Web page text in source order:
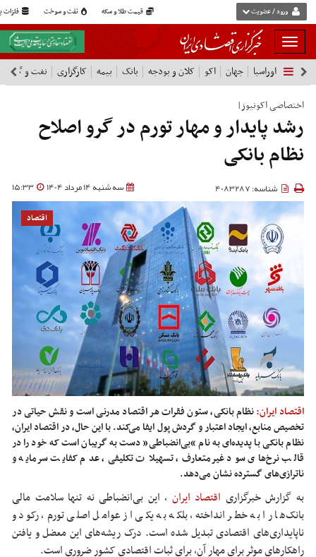
قیمت طلا و سکه نفت و سوخت فلزات ورود / عضویت
بار
و
بسته
نمودن
فهرست
اوراسیا جهان اکو کلان و بودجه بانک بیمه کارگزاری نفت و گاز
اختصاصی اکونیوز|
رشد پایدار و مهار تورم در گرو اصلاح
نظام بانکی
سه شنبه 14 مرداد 1404 15:33 شناسه: 4083287
اقتصاد
اقتصاد ایران:نظام بانکی، ستون فقرات هر اقتصاد مدرنی است و نقش حیاتی در
تخصیص منابع، ایجاد اعتبار و گردش پول ایفا می‌کند. با این حال، در اقتصاد ایران،
نظام بانکی با پدیده‌ای به نام “بی‌انضباطی” دست به گریبان است که خود را در
قالب نرخ‌های سود غیرمتعارف، تسهیلات تکلیفی، عدم کفایت سرمایه و
ناترازی‌های گسترده نشان می‌دهد.
به گزارش خبرگزاری اقتصاد ایران , این بی‌انضباطی نه تنها سلامت مالی
بانک‌ها را به خطر انداخته، بلکه به یکی از عوامل اصلی تورم، رکود و
ناپایداری‌های اقتصادی تبدیل شده است. درک ریشه‌های این معضل و یافتن
راهکارهای موثر برای مهار آن، برای ثبات اقتصادی کشور ضروری است.